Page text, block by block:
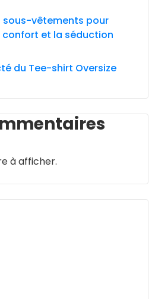
sous-vêtements pour
confort et la séduction
du Tee-shirt Oversize
à afficher.